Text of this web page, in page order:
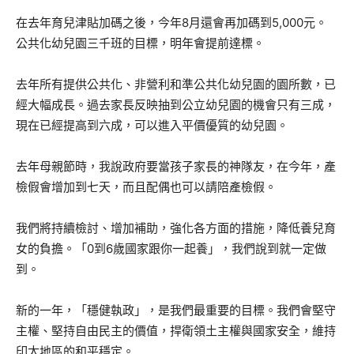
在去年育兒津貼加碼之後，今年8月還會再加碼到5,000元。
公共化幼兒園三千班的目標，明年會提前達標。
去年所有提供公共化、非營利和準公共化幼兒園的園所數，已
經大幅成長。過去家長反映抽到公立幼兒園的機會只有三成，
現在已經提高到六成，可以進入平價優質的幼兒園。
去年母親節時，我說政府要當孩子家長的神隊友，在今年，產
檢假會增加到七天，而且配偶也可以請陪產檢假。
我們將持續檢討、增加補助，強化各方面的措施，降低養兒育
女的負擔。「0到6歲國家跟你一起養」，我們說到就一定做
到。
新的一年，「穩健執政」，是我們最重要的目標。我們會堅守
主權、堅持自由民主的價值，捍衛領土主權與國家安全，維持